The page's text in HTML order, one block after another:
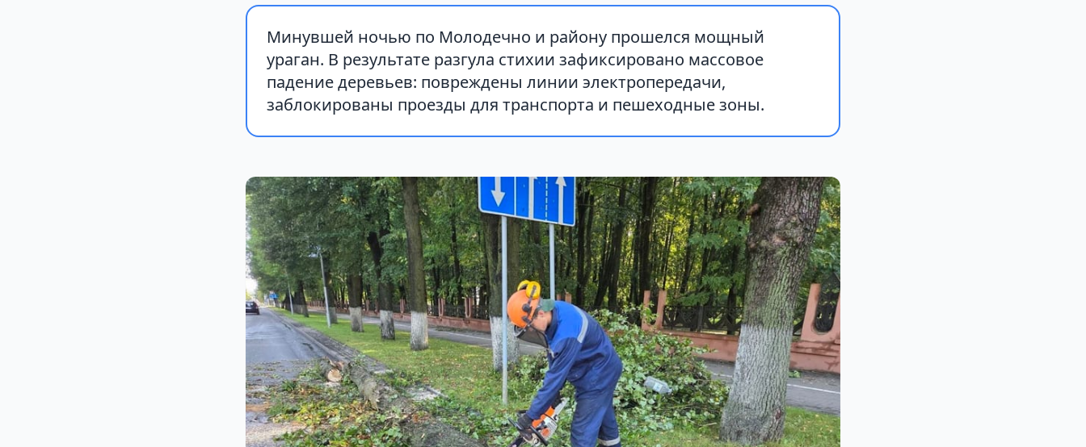
Минувшей ночью по Молодечно и району прошелся мощный
ураган. В результате разгула стихии зафиксировано массовое
падение деревьев: повреждены линии электропередачи,
заблокированы проезды для транспорта и пешеходные зоны.